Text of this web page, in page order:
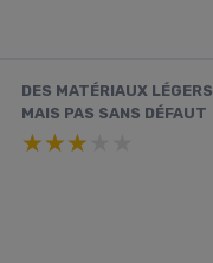
DES MATÉRIAUX LÉGERS
MAIS PAS SANS DÉFAUT
★★★★★
★★★★★